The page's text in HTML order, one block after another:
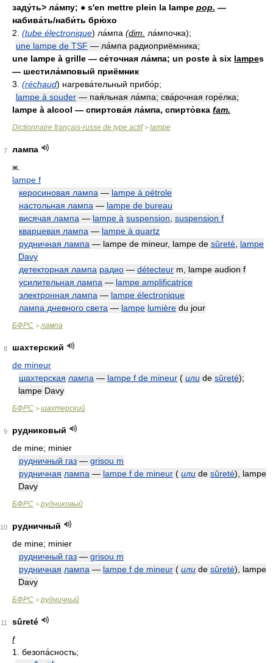
заду́ть> ла́мпу; ● s'en mettre plein la lampe pop. —
набива́ть/наби́ть брю́хо
2. (tube électronique) ла́мпа (dim.
ла́мпочка);
une lampe de TSF — ла́мпа радиоприёмника;
une lampe à grille — се́точная ла́мпа; un poste à six lampes
— шестила́мповый приёмник
3. (réchaud) нагрева́тельный прибо́р;
lampe à souder — пая́льная ла́мпа; сва́рочная горе́лка;
lampe à alcool — спиртова́я ла́мпа, спирто́вка fam.
Dictionnaire français-russe de type actif> lampe
7
лампа
ж.
lampe f
керосиновая лампа — lampe à pétrole
настольная лампа — lampe de bureau
висячая лампа — lampe à suspension suspension f
кварцевая лампа — lampe à quartz
рудничная лампа — lampe de mineur, lampe de sûreté lampe
Davy
детекторная лампа радио — détecteur m, lampe audion f
усилительная лампа — lampe amplificatrice
электронная лампа — lampe électronique
лампа дневного света — lampe lumière du jour
БФРС > лампа
8
шахтерский
de mineur
шахтерская лампа — lampe f de mineur ( или de sûreté);
lampe Davy
БФРС > шахтерский
9
рудниковый
de mine; minier
рудничный газ — grisou m
рудничная лампа — lampe f de mineur ( или de sûreté), lampe
Davy
БФРС > рудниковый
10
рудничный
de mine; minier
рудничный газ — grisou m
рудничная лампа — lampe f de mineur ( или de sûreté), lampe
Davy
БФРС > рудничный
11
sûreté
f
1. безопа́сность;